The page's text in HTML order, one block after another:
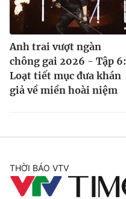
Anh trai vượt ngàn
chông gai 2026 - Tập 6:
Loạt tiết mục đưa khán
giả về miền hoài niệm
THỜI BÁO VTV